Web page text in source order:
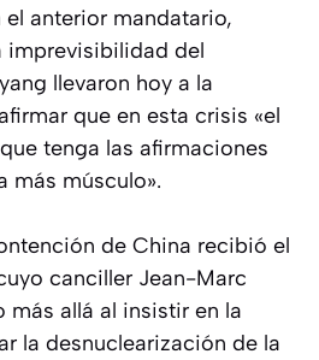
anterior mandatario,
imprevisibilidad del
llevaron hoy a la
que en esta crisis «el
tenga las afirmaciones
más músculo».
de China recibió el
canciller Jean-Marc
más allá al insistir en la
la desnuclearización de la